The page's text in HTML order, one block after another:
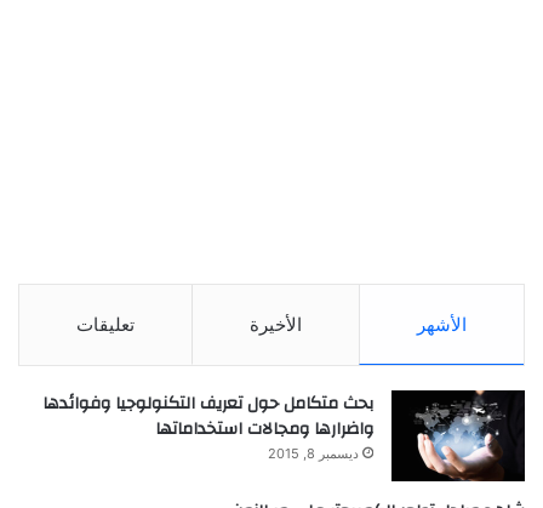
الأشهر الأخيرة تعليقات
بحث متكامل حول تعريف التكنولوجيا وفوائدها
واضرارها ومجالات استخداماتها
ديسمبر 8, 2015